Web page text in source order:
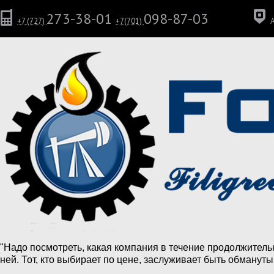
+7 (727) 273-38-01 +7(701) 098-87-03
"Надо посмотреть, какая компания в течение
ней. Тот, кто выбирает по цене, заслуживает быть